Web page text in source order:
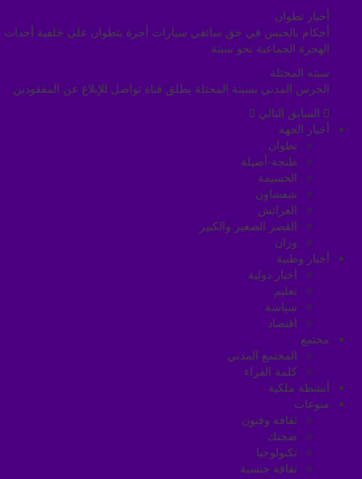
أخبار تطوان
أحكام بالحبس في حق سائقي سيارات أجرة بتطوان على خلفية أحداث
الهجرة الجماعية نحو سبتة
سبته المحتلة
الحرس المدني بسبتة المحتلة يطلق قناة تواصل للإبلاغ عن المفقودين
السابق التالي
أخبار الجهة
تطوان
طنجة-أصيلة
الحسيمة
شفشاون
العرائش
القصر الصغير والكبير
وزان
أخبار وطنية
أخبار دولية
تعليم
سياسة
اقتصاد
مجتمع
المجتمع المدني
كلمة القراء
أنشطة ملكية
منوعات
ثقافة وفنون
صحتك
تكنولوجيا
ثقافة جنسية